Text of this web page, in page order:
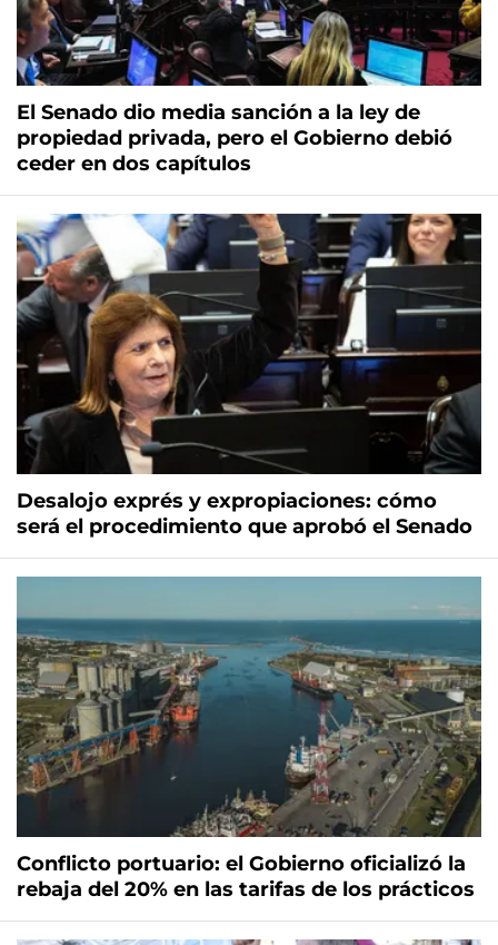
El Senado dio media sanción a la ley de
propiedad privada, pero el Gobierno debió
ceder en dos capítulos
Desalojo exprés y expropiaciones: cómo
será el procedimiento que aprobó el Senado
Conflicto portuario: el Gobierno oficializó la
rebaja del 20% en las tarifas de los prácticos